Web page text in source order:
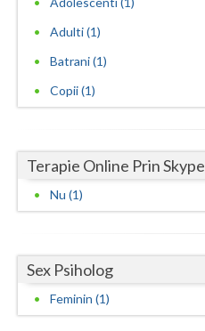
Neamt
Prahova
Satu-Mare
Sibiu
Suceava
Teleorman
Adulti (1)
Batrani (1)
Copii (1)
Terapie Online Prin Skype
Nu (1)
Sex Psiholog
Feminin (1)